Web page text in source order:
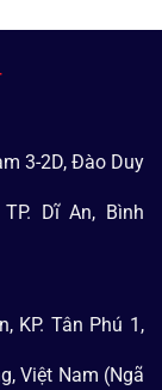
3-2D, Đào Duy
Dĩ An, Bình
KP. Tân Phú 1,
Việt Nam (Ngã